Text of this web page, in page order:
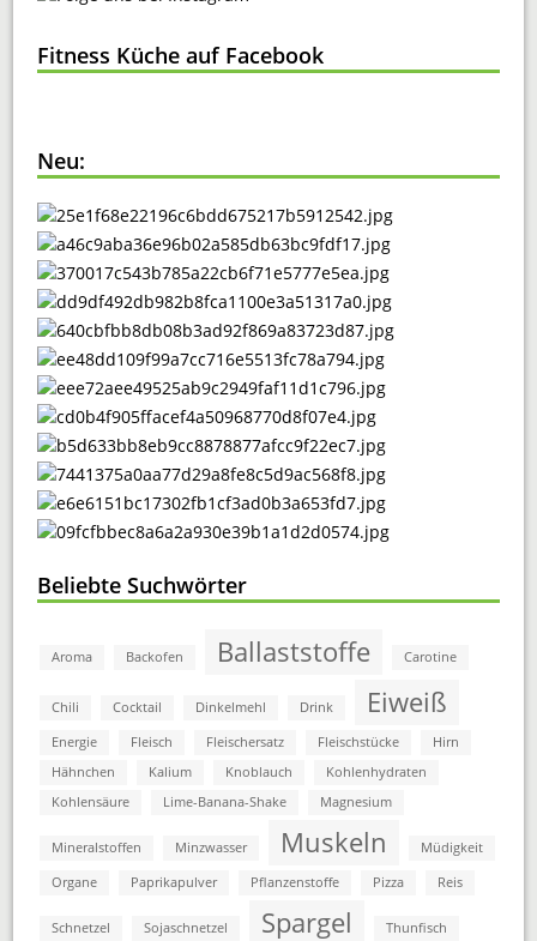
Fitness Küche auf Facebook
Neu:
Beliebte Suchwörter
Aroma Backofen Ballaststoffe Carotine
Chili Cocktail Dinkelmehl Drink Eiweiß
Energie Fleisch Fleischersatz Fleischstücke
Hirn
Hähnchen
Kalium Knoblauch
Kohlenhydraten
Kohlensäure
Lime-Banana-Shake Magnesium
Mineralstoffen Minzwasser Muskeln Müdigkeit
Organe Paprikapulver Pflanzenstoffe Pizza Reis
Schnetzel Sojaschnetzel Spargel Thunfisch